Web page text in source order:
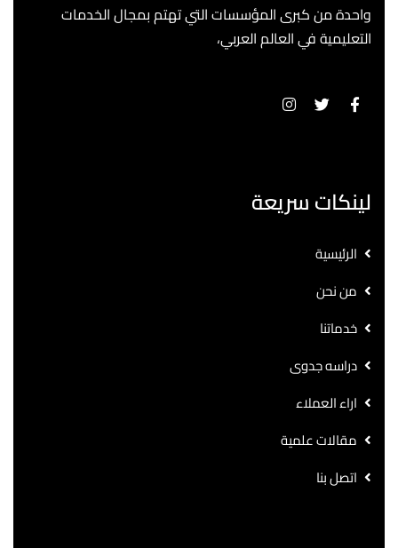
واحدة من كبرى المؤسسات التي تهتم بمجال الخدمات
التعليمية في العالم العربي،
لينكات سريعة
الرئيسية
من نحن
خدماتنا
دراسه جدوى
اراء العملاء
مقالات علمية
اتصل بنا